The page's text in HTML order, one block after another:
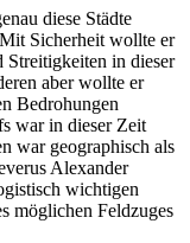
diese Städte
Sicherheit wollte er
Streitigkeiten in dieser
aber wollte er
Bedrohungen
war in dieser Zeit
war geographisch als
Alexander
wichtigen
möglichen Feldzuges